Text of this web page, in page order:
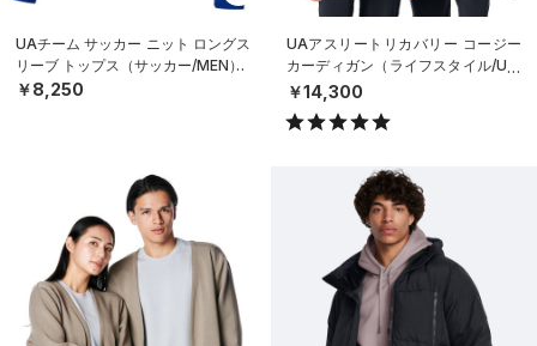
UAチーム サッカー ニット ロングス
リーブ トップス（サッカー/MEN）
￥8,250
UAアスリートリカバリー コージー
カーディガン（ライフスタイル/UNI
SEX）
￥14,300